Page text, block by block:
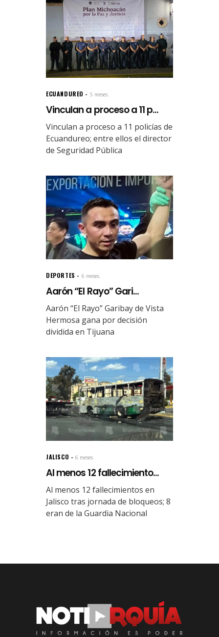
ECUANDUREO 5 meses.
Vinculan a proceso a 11 p...
Vinculan a proceso a 11 policías de
Ecuandureo; entre ellos el director
de Seguridad Pública
DEPORTES 6 meses.
Aarón “El Rayo” Gari...
Aarón “El Rayo” Garibay de Vista
Hermosa gana por decisión
dividida en Tijuana
JALISCO 6 meses.
Al menos 12 fallecimiento...
Al menos 12 fallecimientos en
Jalisco tras jornada de bloqueos; 8
eran de la Guardia Nacional